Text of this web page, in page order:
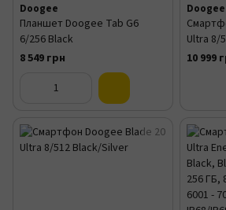
Doogee
Планшет Doogee Tab G6
6/256 Black
8 549 грн
Doogee
Ultra 8/
10 999